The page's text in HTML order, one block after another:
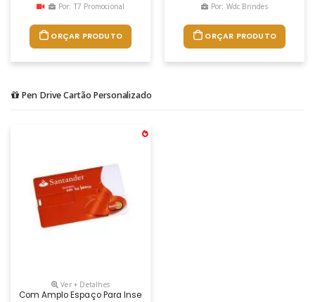
Por: T7 Promocional
ORÇAR PRODUTO
Por: Wdc Brindes
ORÇAR PRODUTO
Pen Drive Cartão Personalizado
Ver + Detalhes
Com Amplo Espaço Para Inserção De Logotipo Customizado